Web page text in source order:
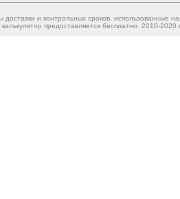
и контрольных сроков, использованные
предоставляется бесплатно. 2010-2020